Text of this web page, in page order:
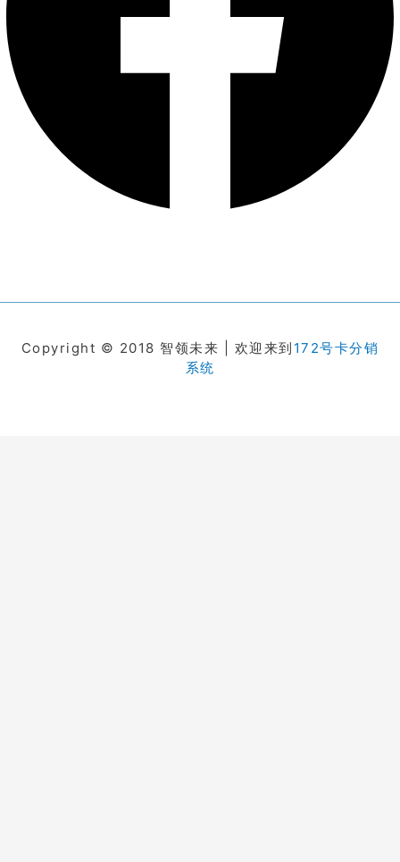
Copyright © 2018 智领未来 | 欢迎来到 172号卡分销
系统